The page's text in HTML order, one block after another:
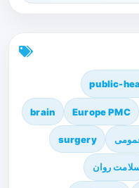
public-
Europe PMC
brain
surgery
روان